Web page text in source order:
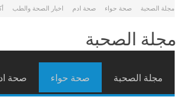
مجلة الصحبة صحة حواء صحة ادم اخبار الصحة والطب
مجلة الصحبة
مجلة الصحبة صحة حواء صحة